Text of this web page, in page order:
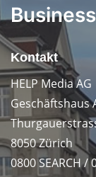
Kontakt
HELP Media AG
Geschäftshaus
8050 Zürich
0800 SEARCH /